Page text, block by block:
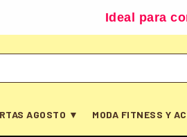
Disponible
AGOSTO ▼ MODA FITNESS Y